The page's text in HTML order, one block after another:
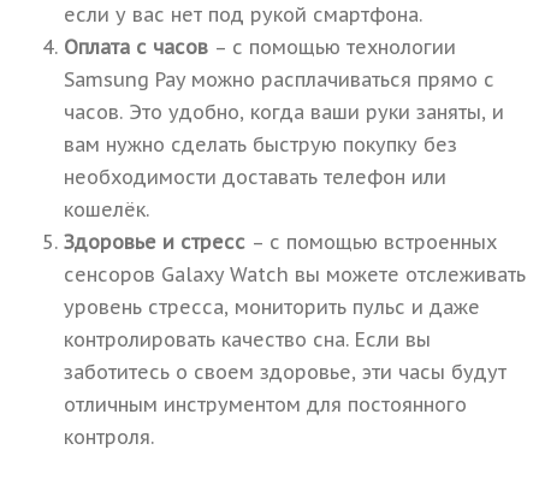
если у вас нет под рукой смартфона.
Оплата с часов – с помощью технологии
Samsung Pay можно расплачиваться прямо с
часов. Это удобно, когда ваши руки заняты, и
вам нужно сделать быструю покупку без
необходимости доставать телефон или
кошелёк.
Здоровье и стресс – с помощью встроенных
сенсоров Galaxy Watch вы можете отслеживать
уровень стресса, мониторить пульс и даже
контролировать качество сна. Если вы
заботитесь о своем здоровье, эти часы будут
отличным инструментом для постоянного
контроля.